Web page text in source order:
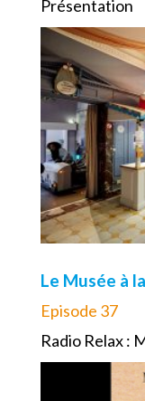
Présentation
Le Musée à
Episode 37
Radio Relax :